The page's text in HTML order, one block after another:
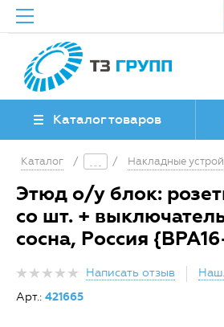
Каталог товаров
Каталог / / Накладные
Этюд о/у блок:
со шт. +
сосна, Россия
Написать отзыв
Арт.: 421665